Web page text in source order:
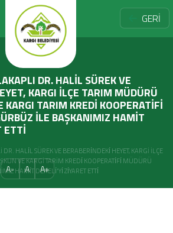
DR. HALİL SÜREK VE
KARGI İLÇE TARIM MÜDÜRÜ
KARGI TARIM KREDİ KOOPERATİFİ
İLE BAŞKANIMIZ HAMİT
ETTİ
DR. HALİL SÜREK VE BERABERİNDEKİ HEYET, KARGI İLÇE
VE KARGI TARIM KREDİ KOOPERATİFİ MÜDÜRÜ
HAMİT DERELİ'Yİ ZİYARET ETTİ
A- A A+
GERİ